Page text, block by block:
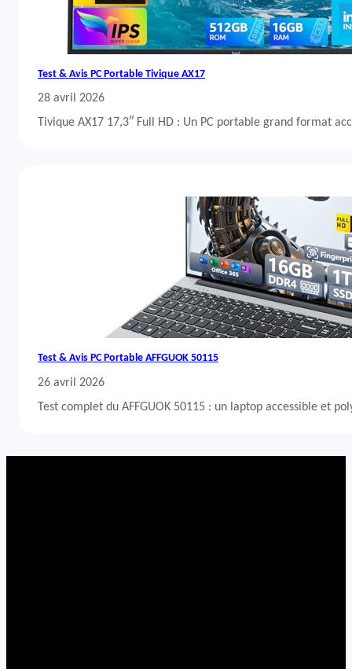
Test & Avis PC Portable Tivique AX17
28 avril 2026
Tivique AX17 17,3″ Full HD : Un PC portable grand format
Test & Avis PC Portable AFFGUOK 50115
26 avril 2026
Test complet du AFFGUOK 50115 : un laptop accessible